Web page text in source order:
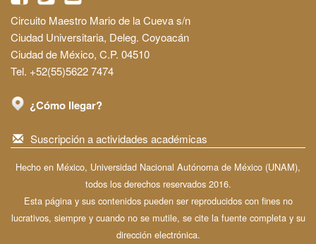
Circuito Maestro Mario de la Cueva s/n
Ciudad Universitaria, Deleg. Coyoacán
Ciudad de México, C.P. 04510
Tel. +52(55)5622 7474
¿Cómo llegar?
Suscripción a actividades académicas
Hecho en México, Universidad Nacional Autónoma de México (UNAM),
todos los derechos reservados 2016.
Esta página y sus contenidos pueden ser reproducidos con fines no
lucrativos, siempre y cuando no se mutile, se cite la fuente completa y su
dirección electrónica.